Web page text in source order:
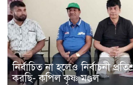
নির্বাচিত না হলেও নির্বাচনী
করছি- কপিল কৃষ্ণ মণ্ডল